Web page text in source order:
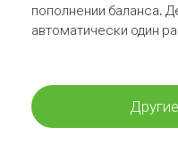
пополнении баланса.
автоматически один